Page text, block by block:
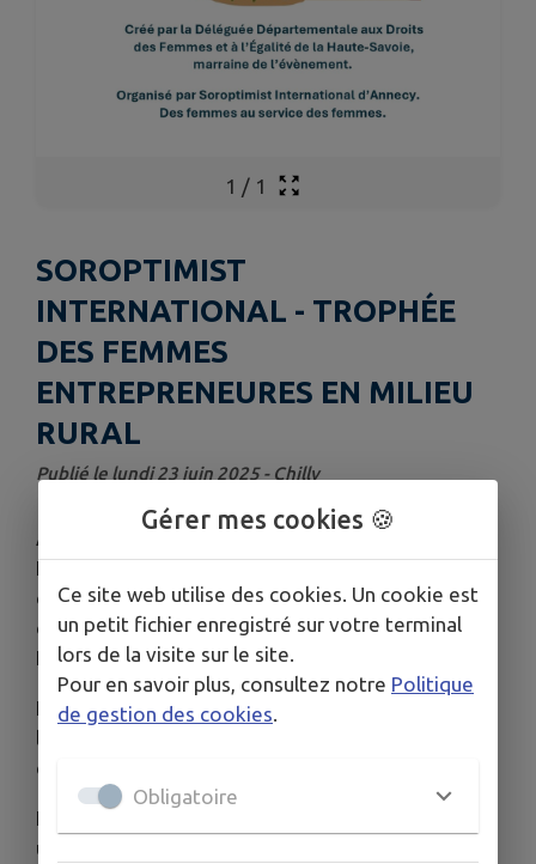
1 / 1
SOROPTIMIST
INTERNATIONAL - TROPHÉE
DES FEMMES
ENTREPRENEURES EN MILIEU
RURAL
Publié le lundi 23 juin 2025 - Chilly
A l'occasion de la Journée Internationale des
Femmes Rurales fêtée chaque année le 15
octobre, le Soroptimist International d'Annecy
organise la4ème édition du Trophée des
Femmes entrepreneures en milieu rural
L'objectif est de mettre en lumière une femme,
lancée dans l'entreprenariat en milieu rural, quel
que soit son domaine d'activité.
La lauréate recevra une bourse de 2000 €
utilisable pour un investissement ou tout autre
Gérer mes cookies 🍪
Ce site web utilise des cookies. Un cookie est
un petit fichier enregistré sur votre terminal
lors de la visite sur le site.
Pour en savoir plus, consultez notre Politique
de gestion des cookies.
Obligatoire